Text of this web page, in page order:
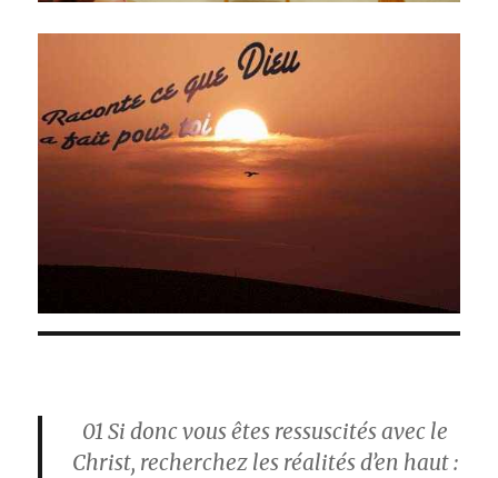
01 Si donc vous êtes ressuscités avec le
Christ, recherchez les réalités d’en haut :